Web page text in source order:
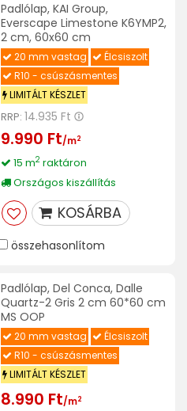
Padlólap, KAI Group,
Everscape Limestone K6YMP2,
2 cm, 60x60 cm
20 mm vastag
Élcsiszolt
R10 - csúszásmentes
LIMITÁLT KÉSZLET
RRP: 14.935 Ft
9.990 Ft/m2
15 m2raktáron
Országos kiszállítás
KOSÁRBA
összehasonlítom
Padlólap, Del Conca, Dalle
Quartz-2 Gris 2 cm 60*60 cm
MS OOP
20 mm vastag
Élcsiszolt
R10 - csúszásmentes
LIMITÁLT KÉSZLET
8.990 Ft/m2